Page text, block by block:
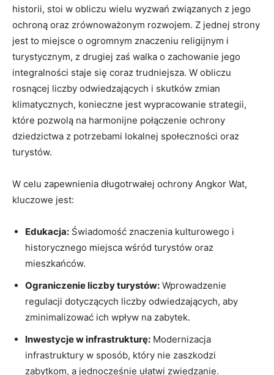
historii, stoi w obliczu wielu wyzwań związanych z jego
ochroną oraz zrównoważonym rozwojem. Z jednej strony
jest to miejsce o ogromnym znaczeniu religijnym i
turystycznym, z drugiej zaś walka o zachowanie jego
integralności staje się coraz trudniejsza. W obliczu
rosnącej liczby odwiedzających i skutków zmian
klimatycznych, konieczne jest wypracowanie strategii,
które pozwolą na harmonijne połączenie ochrony
dziedzictwa z potrzebami lokalnej społeczności oraz
turystów.
W celu zapewnienia długotrwałej ochrony Angkor Wat,
kluczowe jest:
Edukacja: Świadomość znaczenia kulturowego i
historycznego miejsca wśród turystów oraz
mieszkańców.
Ograniczenie liczby turystów: Wprowadzenie
regulacji dotyczących liczby odwiedzających, aby
zminimalizować ich wpływ na zabytek.
Inwestycje w infrastrukturę: Modernizacja
infrastruktury w sposób, który nie zaszkodzi
zabytkom, a jednocześnie ułatwi zwiedzanie.